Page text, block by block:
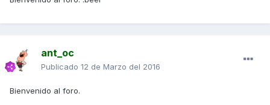
ant_oc
Publicado 12 de Marzo del 2016
Bienvenido al foro.